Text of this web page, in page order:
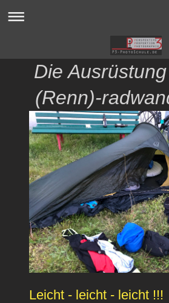
Die
(Renn)-
Leicht - leicht - leicht !!!